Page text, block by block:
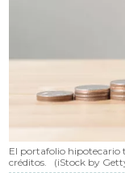
El portafolio hipotecario
créditos.
(iStock by